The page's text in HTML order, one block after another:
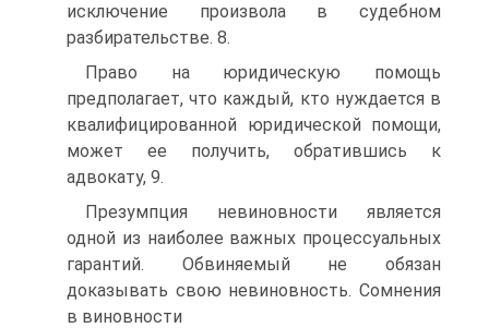
исключение произвола в судебном
разбирательстве. 8.
Право на юридическую помощь
предполагает, что каждый, кто нуждается в
квалифицированной юридической помощи,
может ее получить, обратившись к
адвокату, 9.
Презумпция невиновности является
одной из наиболее важных процессуальных
гарантий. Обвиняемый не обязан
доказывать свою невиновность. Сомнения
в виновности